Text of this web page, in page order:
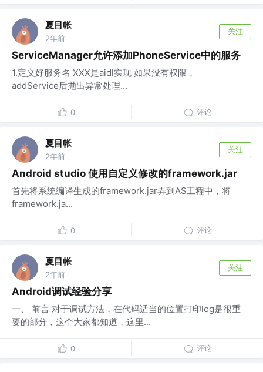
夏目帐
2年前
关注
ServiceManager允许添加PhoneService中的服务
1.定义好服务名 XXX是aidl实现 如果没有权限，
addService后抛出异常处理...
0 评论
夏目帐
2年前
关注
Android studio 使用自定义修改的framework.jar
首先将系统编译生成的framework.jar弄到AS工程中，将
framework.ja...
0 评论
夏目帐
2年前
关注
Android调试经验分享
一、 前言 对于调试方法，在代码适当的位置打印log是很重
要的部分，这个大家都知道，这里...
0 评论